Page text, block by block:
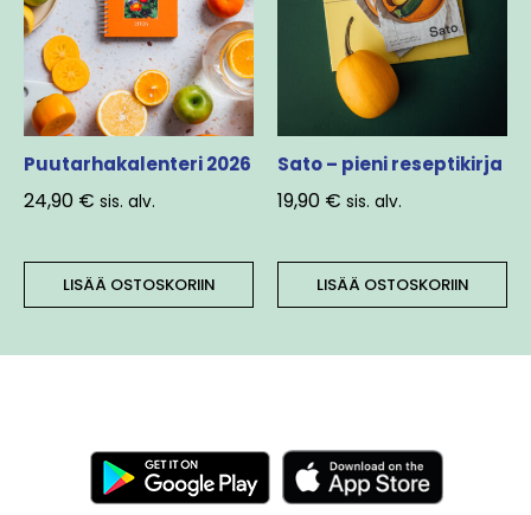
Puutarhakalenteri 2026
24,90 € sis. alv.
LISÄÄ OSTOSKORIIN
Sato – pieni reseptikirja
19,90 € sis. alv.
LISÄÄ OSTOSKORIIN